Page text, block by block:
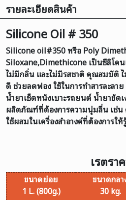
รายละเอียดสินค้า
Silicone Oil # 350
Silicone oil#350 หรือ Poly
Siloxane,Dimethicone เป็นซืลิโค
ไม่มีกลิ่น และไม่มีรสชาติ คุณสมบัติ
ดี ช่วยลดฟอง ใช้ในการทำสารละลา
น้ำยาเช็ดหนังเบาะรถยนต์ น้ำยาขัดเ
ผลิตภัณฑ์ที่ต้องการความนุ่มลื่น เช่
ใช้ผสมในเครื่องสำอางค์ที่ต้องการ
เรตรา
ขนาดย่อย
1 L. (800g.)
ขนาดกลา
30 kg.